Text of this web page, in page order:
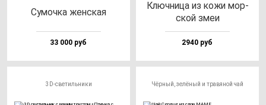
Сумоч­ка жен­ская
33 000 руб
Ключ­ни­ца из ко­жи мор­
ской змеи
2940 руб
3D-светильники Чёрный, зелёный и травяной чай